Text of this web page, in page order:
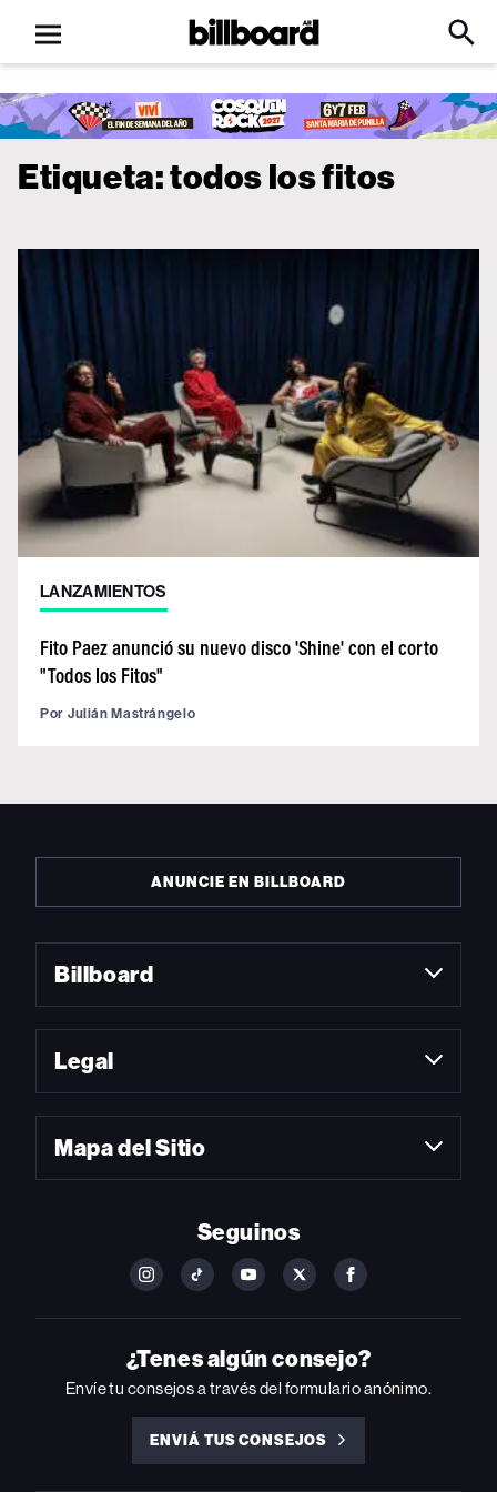
Open
menu
Billboard
Click
Input
Etiqueta:todos los fitos
LANZAMIENTOS
Fito Paez anunció su nuevo disco 'Shine' con el corto
"Todos los Fitos"
Por Julián Mastrángelo
ANUNCIE EN BILLBOARD
Billboard
Legal
Mapa del Sitio
Seguinos
FOLLOW
ON
INSTAGRAM
FOLLOW
ON
YOUTUBE
FOLLOW
ON
YOUTUBE
FOLLOW
ON
FOLLOW
ON
FACEBOOK
¿Tenes algún consejo?
Envíe tu consejos a través del formulario anónimo.
ENVIÁ TUS CONSEJOS
ENVIÁ